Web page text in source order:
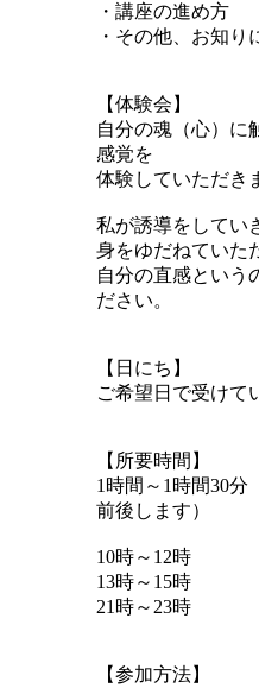
・講座の進め方
・その他、お知り
【体験会】
自分の魂（心）に
感覚を
体験していただき
私が誘導をしてい
身をゆだねていた
自分の直感という
ださい。
【日にち】
ご希望日で受けて
【所要時間】
1時間～1時間30分
前後します）
10時～12時
13時～15時
21時～23時
【参加方法】